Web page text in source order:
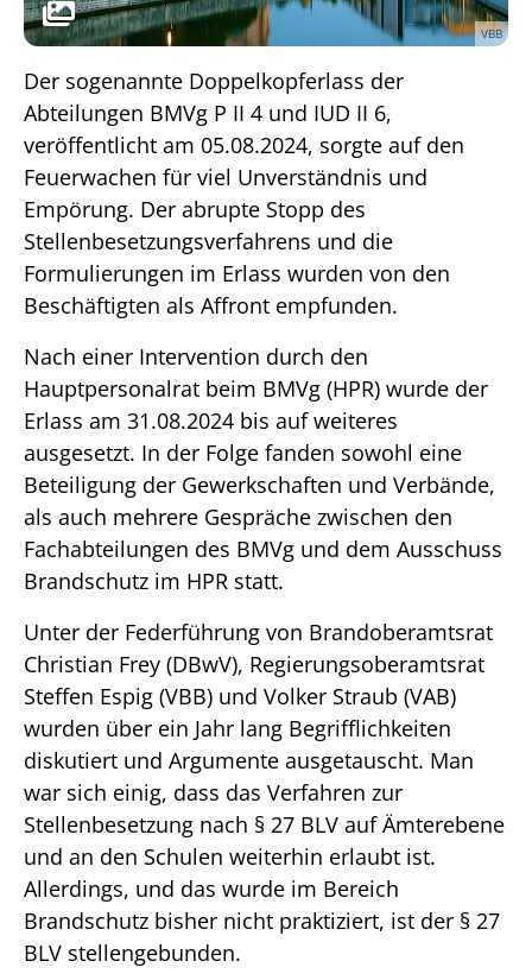
VBB
Der sogenannte Doppelkopferlass der
Abteilungen BMVg P II 4 und IUD II 6,
veröffentlicht am 05.08.2024, sorgte auf den
Feuerwachen für viel Unverständnis und
Empörung. Der abrupte Stopp des
Stellenbesetzungsverfahrens und die
Formulierungen im Erlass wurden von den
Beschäftigten als Affront empfunden.
Nach einer Intervention durch den
Hauptpersonalrat beim BMVg (HPR) wurde der
Erlass am 31.08.2024 bis auf weiteres
ausgesetzt. In der Folge fanden sowohl eine
Beteiligung der Gewerkschaften und Verbände,
als auch mehrere Gespräche zwischen den
Fachabteilungen des BMVg und dem Ausschuss
Brandschutz im HPR statt.
Unter der Federführung von Brandoberamtsrat
Christian Frey (DBwV), Regierungsoberamtsrat
Steffen Espig (VBB) und Volker Straub (VAB)
wurden über ein Jahr lang Begrifflichkeiten
diskutiert und Argumente ausgetauscht. Man
war sich einig, dass das Verfahren zur
Stellenbesetzung nach § 27 BLV auf Ämterebene
und an den Schulen weiterhin erlaubt ist.
Allerdings, und das wurde im Bereich
Brandschutz bisher nicht praktiziert, ist der § 27
BLV stellengebunden.